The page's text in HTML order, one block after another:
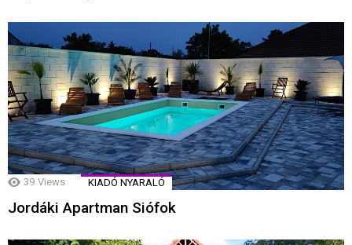
39 Views KIADÓ NYARALÓ
Jordáki Apartman Siófok